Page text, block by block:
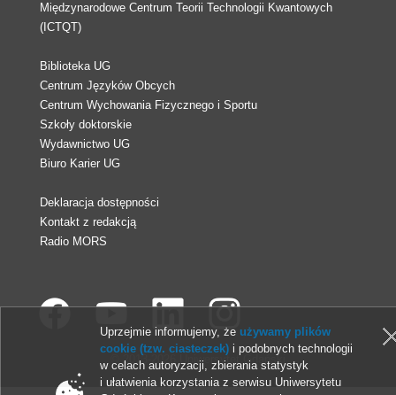
Międzynarodowe Centrum Teorii Technologii Kwantowych
(ICTQT)
Biblioteka UG
Centrum Języków Obcych
Centrum Wychowania Fizycznego i Sportu
Szkoły doktorskie
Wydawnictwo UG
Biuro Karier UG
Deklaracja dostępności
Kontakt z redakcją
Radio MORS
© 2013-2026 Uniwersytet Gdański
Uprzejmie informujemy, że używamy plików
cookie (tzw. ciasteczek) i podobnych technologii
w celach autoryzacji, zbierania statystyk
i ułatwienia korzystania z serwisu Uniwersytetu